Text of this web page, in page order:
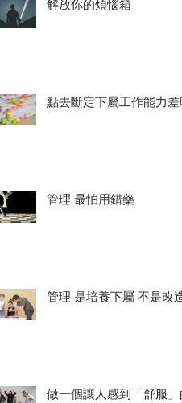
解放你的煩惱箱
點去斷定下屬工作能力差
管理 最怕用錯藥
管理 是培養下屬 不是改
做一個讓人感到「舒服」